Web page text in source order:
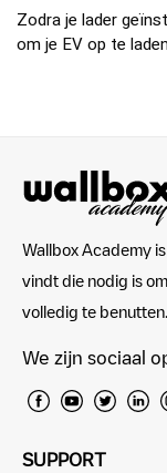
Zodra je lader
om je EV op te
Wallbox Academy
vindt die nodig is
volledig te benutten.
We zijn sociaal
SUPPORT